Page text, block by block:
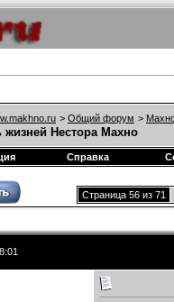
> Общий форум >
жизней Нестора Махно
Справка
Страница 56 из 71